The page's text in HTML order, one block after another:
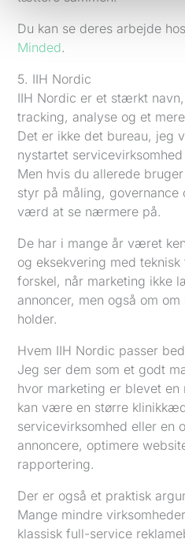
Du kan se deres arbejde hos
Minded.
5. IIH Nordic
IIH Nordic er et stærkt
tracking, analyse og et
Det er ikke det bureau, jeg
nystartet
Men hvis du allerede
styr på måling, governance
værd at se nærmere på.
De har i mange år været
og eksekvering med
forskel, når marketing ikke
annoncer, men også om
holder.
Hvem IIH Nordic passer
Jeg ser dem som et godt
hvor marketing er blevet
kan være en større
servicevirksomhed eller en
annoncere, optimere
rapportering.
Der er også et praktisk
Mange mindre
klassisk full-service